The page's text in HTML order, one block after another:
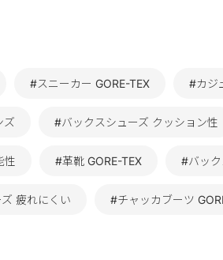
#スニーカー GORE-TEX #カジ
ズ #バックスシューズ クッション性
性 #革靴 GORE-TEX #バッ
疲れにくい #チャッカブーツ